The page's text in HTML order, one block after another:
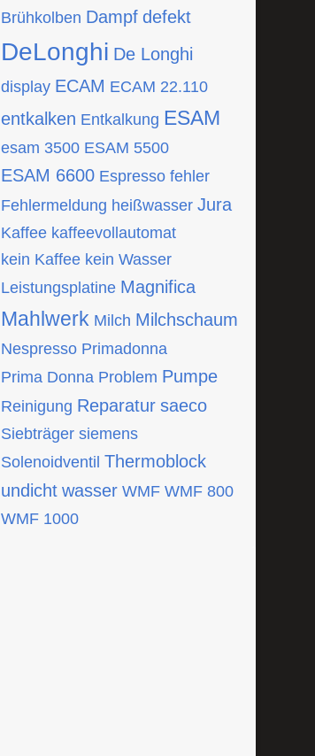
Brühkolben Dampf defekt
DeLonghi De Longhi
display ECAM ECAM 22.110
entkalken Entkalkung ESAM
esam 3500 ESAM 5500
ESAM 6600 Espresso fehler
Fehlermeldung heißwasser Jura
Kaffee kaffeevollautomat
kein Kaffee kein Wasser
Leistungsplatine Magnifica
Mahlwerk Milch Milchschaum
Nespresso Primadonna
Prima Donna Problem Pumpe
Reinigung Reparatur saeco
Siebträger siemens
Solenoidventil Thermoblock
undicht wasser WMF WMF 800
WMF 1000